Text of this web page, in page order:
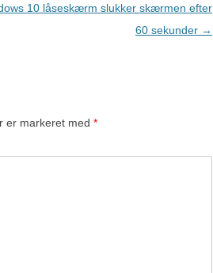
10 låseskærm slukker skærmen efter
60 sekunder →
er markeret med *